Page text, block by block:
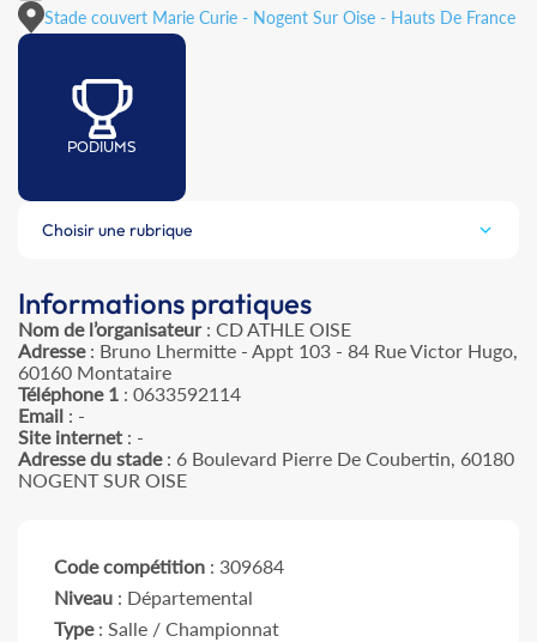
Stade couvert Marie Curie - Nogent Sur Oise - Hauts De France
PODIUMS
Choisir une rubrique
Informations pratiques
Nom de l’organisateur: CD ATHLE OISE
Adresse: Bruno Lhermitte - Appt 103 - 84 Rue Victor Hugo,
60160 Montataire
Téléphone 1 : 0633592114
Email : -
Site internet : -
Adresse du stade: 6 Boulevard Pierre De Coubertin, 60180
NOGENT SUR OISE
Code compétition : 309684
Niveau : Départemental
Type: Salle / Championnat